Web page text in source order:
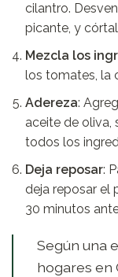
cilantro.
picante, y
Mezcla los
los tomates, la
Adereza:
aceite de oliva,
todos los
Deja reposar:
deja reposar el
30 minutos
Según una
hogares en